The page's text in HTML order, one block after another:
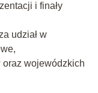
i finały
za udział w
oraz wojewódzkich